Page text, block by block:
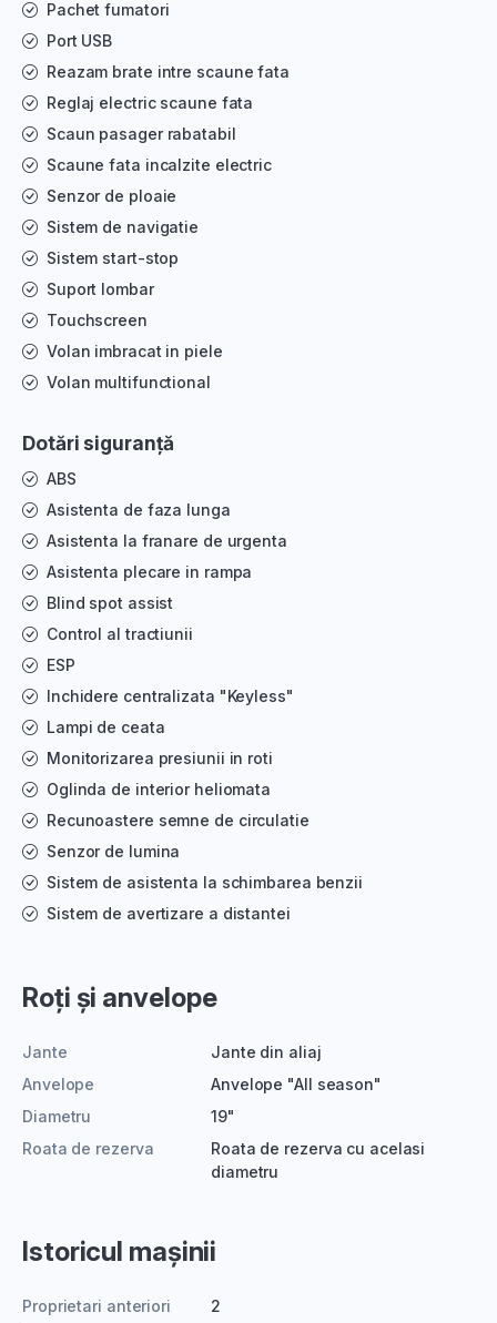
Pachet fumatori
Port USB
Reazam brate intre scaune fata
Reglaj electric scaune fata
Scaun pasager rabatabil
Scaune fata incalzite electric
Senzor de ploaie
Sistem de navigatie
Sistem start-stop
Suport lombar
Touchscreen
Volan imbracat in piele
Volan multifunctional
Dotări siguranță
ABS
Asistenta de faza lunga
Asistenta la franare de urgenta
Asistenta plecare in rampa
Blind spot assist
Control al tractiunii
ESP
Inchidere centralizata "Keyless"
Lampi de ceata
Monitorizarea presiunii in roti
Oglinda de interior heliomata
Recunoastere semne de circulatie
Senzor de lumina
Sistem de asistenta la schimbarea benzii
Sistem de avertizare a distantei
Roți și anvelope
Jante
Jante din aliaj
Anvelope
Anvelope "All season"
Diametru
19"
Roata de rezerva
Roata de rezerva cu acelasi
diametru
Istoricul mașinii
Proprietari anteriori
2